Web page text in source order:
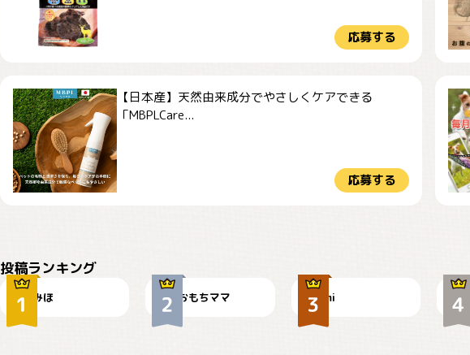
応募する
【日本産】天然由来成分でやさしくケアできる
「MBPLCare...
応募する
投稿ランキング
みほ おもちママ mi